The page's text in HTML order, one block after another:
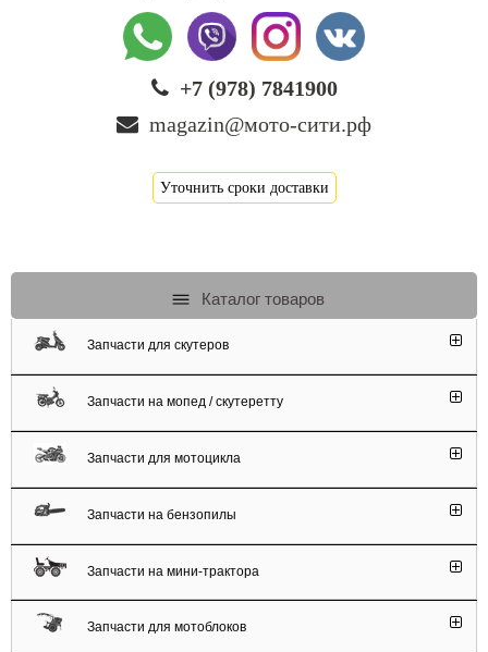
+7 (978) 7841900
magazin@мото-сити.рф
Уточнить сроки доставки
Каталог товаров
Запчасти для скутеров
Запчасти на мопед / скутеретту
Запчасти для мотоцикла
Запчасти на бензопилы
Запчасти на мини-трактора
Запчасти для мотоблоков